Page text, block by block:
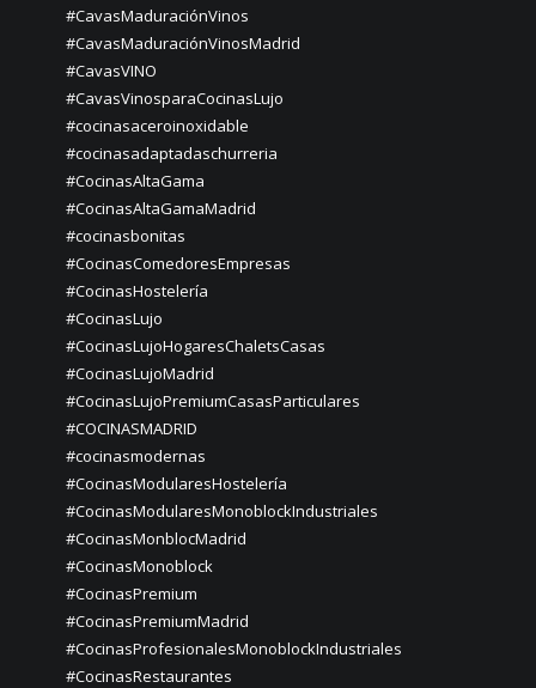
#CavasMaduraciónVinos
#CavasMaduraciónVinosMadrid
#CavasVINO
#CavasVinosparaCocinasLujo
#cocinasaceroinoxidable
#cocinasadaptadaschurreria
#CocinasAltaGama
#CocinasAltaGamaMadrid
#cocinasbonitas
#CocinasComedoresEmpresas
#CocinasHostelería
#CocinasLujo
#CocinasLujoHogaresChaletsCasas
#CocinasLujoMadrid
#CocinasLujoPremiumCasasParticulares
#COCINASMADRID
#cocinasmodernas
#CocinasModularesHostelería
#CocinasModularesMonoblockIndustriales
#CocinasMonblocMadrid
#CocinasMonoblock
#CocinasPremium
#CocinasPremiumMadrid
#CocinasProfesionalesMonoblockIndustriales
#CocinasRestaurantes